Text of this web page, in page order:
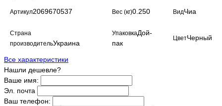
Артикул2069670537 Вес (кг)0.250 ВидЧиа
Страна
производительУкраина
УпаковкаДой-
пак
ЦветЧерный
Все характеристики
Нашли дешевле?
Ваше имя:
Эл. почта
Ваш телефон: